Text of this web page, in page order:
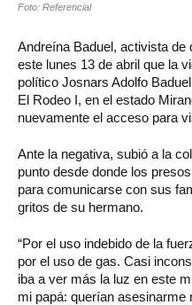
Foto: Referencial
Andreína Baduel, activista
este lunes 13 de abril que la
político Josnars Adolfo
El Rodeo I, en el estado
nuevamente el acceso para
Ante la negativa, subió a la
punto desde donde los
para comunicarse con sus
gritos de su hermano.
“Por el uso indebido de la
por el uso de gas. Casi
iba a ver más la luz en este
mi papá: querían asesinarme